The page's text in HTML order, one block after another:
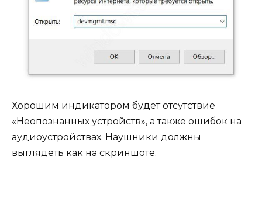
Хорошим индикатором будет отсутствие
«Неопознанных устройств», а также ошибок на
аудиоустройствах. Наушники должны
выглядеть как на скриншоте.